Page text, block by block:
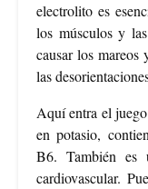
electrolito es
los músculos y
causar los mareos
las
Aquí entra el
en potasio,
B6. También es
cardiovascular.